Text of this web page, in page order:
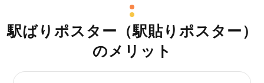
駅ばりポスター（駅貼りポスター）
のメリット